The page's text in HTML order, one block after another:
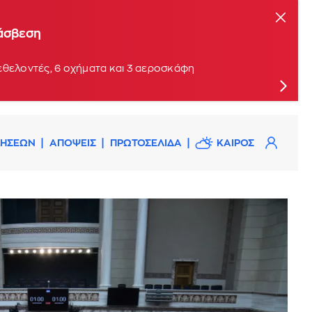
6 οχήματα και 3 αεροσκάφη
ΑΠΟΨΕΙΣ ΠΡΩΤΟΣΕΛΙΔΑ ΚΑΙΡΟΣ